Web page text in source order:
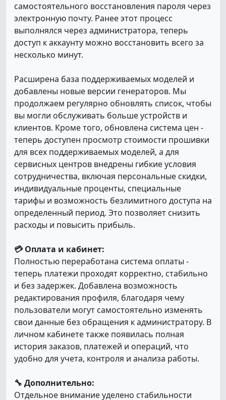
самостоятельного восстановления пароля через
электронную почту. Ранее этот процесс
выполнялся через администратора, теперь
доступ к аккаунту можно восстановить всего за
несколько минут.
Расширена база поддерживаемых моделей и
добавлены новые версии генераторов. Мы
продолжаем регулярно обновлять список, чтобы
вы могли обслуживать больше устройств и
клиентов. Кроме того, обновлена система цен -
теперь доступен просмотр стоимости прошивки
для всех поддерживаемых моделей, а для
сервисных центров внедрены гибкие условия
сотрудничества, включая персональные скидки,
индивидуальные проценты, специальные
тарифы и возможность безлимитного доступа на
определенный период. Это позволяет снизить
расходы и повысить прибыль.
💳 Оплата и кабинет:
Полностью переработана система оплаты -
теперь платежи проходят корректно, стабильно
и без задержек. Добавлена возможность
редактирования профиля, благодаря чему
пользователи могут самостоятельно изменять
свои данные без обращения к администратору. В
личном кабинете также появилась полная
история заказов, платежей и операций, что
удобно для учета, контроля и анализа работы.
🔧 Дополнительно:
Отдельное внимание уделено стабильности